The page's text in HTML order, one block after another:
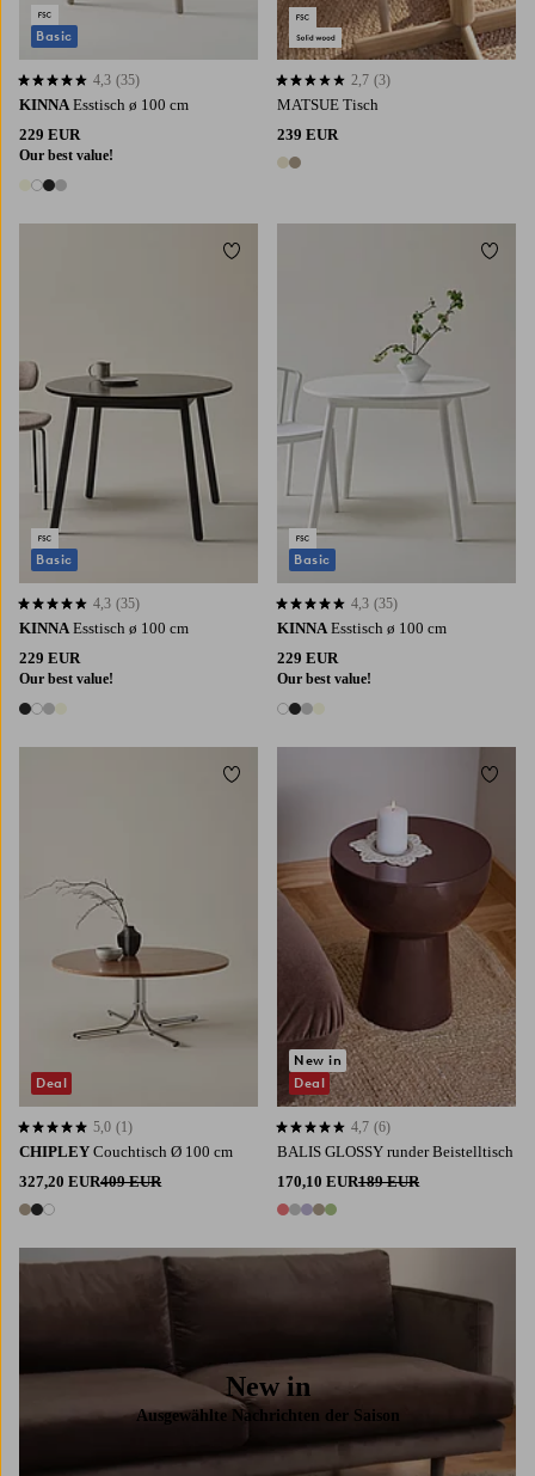
KINNA Esstisch ø 100 cm
229 EUR
Our best value!
4 Farben
4,3 basierend auf 35 Bewertungen
4,3 (35)
Basic
MATSUE Tisch
239 EUR
2 Farben
2,7 basierend auf 3 Bewertungen
2,7 (3)
KINNA Esstisch ø 100 cm
229 EUR
Our best value!
4 Farben
4,3 basierend auf 35 Bewertungen
4,3 (35)
Basic
Zu Favoriten hinzufügen
KINNA Esstisch ø 100 cm
229 EUR
Our best value!
4 Farben
4,3 basierend auf 35 Bewertungen
4,3 (35)
Basic
Zu
CHIPLEY Couchtisch Ø 100 cm
327,20 EUR409 EUR
3 Farben
5,0 basierend auf 1 Bewertungen
5,0 (1)
Deal
Zu Favoriten hinzufügen
BALIS GLOSSY runder Beistelltisch
170,10 EUR189 EUR
5 Farben
4,7 basierend auf 6 Bewertungen
4,7 (6)
New in
Deal
Zu
New in
Ausgewählte Nachrichten der Saison